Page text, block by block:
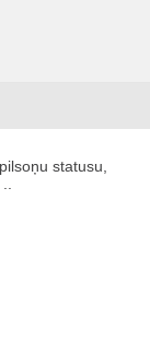
statusu,